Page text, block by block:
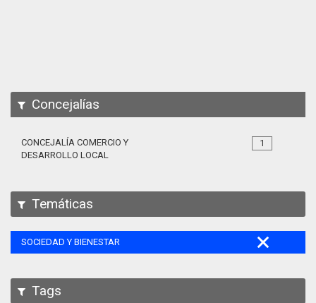
Concejalías
1
CONCEJALÍA COMERCIO Y
DESARROLLO LOCAL
Temáticas
SOCIEDAD Y BIENESTAR
Tags